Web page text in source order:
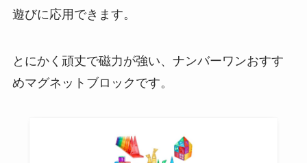
遊びに応用できます。
とにかく頑丈で磁力が強い、ナンバーワンおすす
めマグネットブロックです。